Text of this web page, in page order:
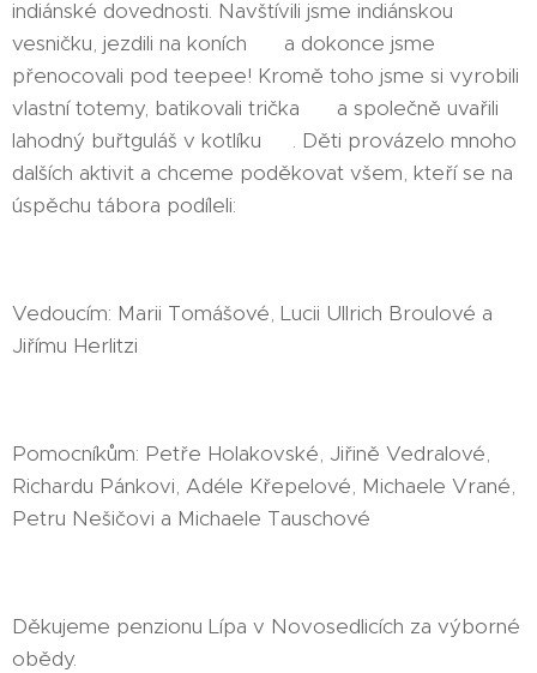
indiánské dovednosti. Navštívili jsme indiánskou
vesničku, jezdili na koních 🐴 a dokonce jsme
přenocovali pod teepee! Kromě toho jsme si vyrobili
vlastní totemy, batikovali trička 👕 a společně uvařili
lahodný buřtguláš v kotlíku 👨🏽‍🍳. Děti provázelo mnoho
dalších aktivit a chceme poděkovat všem, kteří se na
úspěchu tábora podíleli:
Vedoucím: Marii Tomášové, Lucii Ullrich Broulové a
Jiřímu Herlitzi
Pomocníkům: Petře Holakovské, Jiřině Vedralové,
Richardu Pánkovi, Adéle Křepelové, Michaele Vrané,
Petru Nešičovi a Michaele Tauschové
Děkujeme penzionu Lípa v Novosedlicích za výborné
obědy.